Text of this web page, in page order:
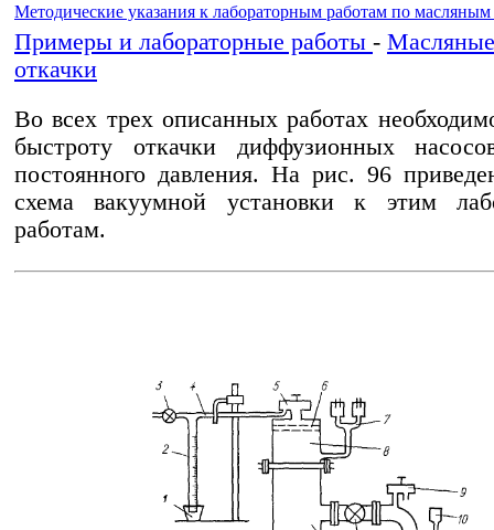
Методические указания к лабораторным работам по масляным
Примеры и лабораторные работы - Масляные
откачки
Во всех трех описанных работах
быстроту откачки диффузионных
постоянного давления. На рис. 96
схема вакуумной установки к этим
работам.